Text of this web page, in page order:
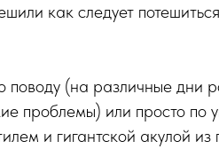
как следует
поводу (на различные дни
проблемы) или просто по
и гигантской акулой